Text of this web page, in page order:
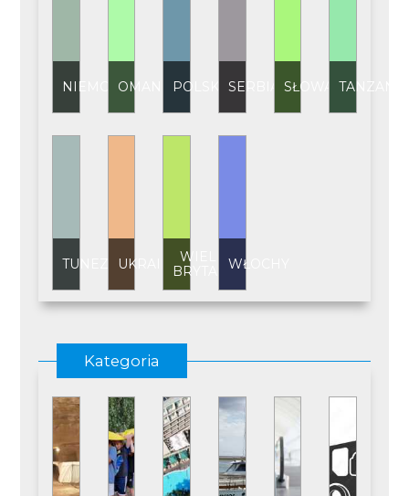
NIEMCY OMAN POLSKASERBIA SŁOWACJATANZANIA
TUNEZJAUKRAINAWIELKA
BRYTANIAWŁOCHY
Kategoria